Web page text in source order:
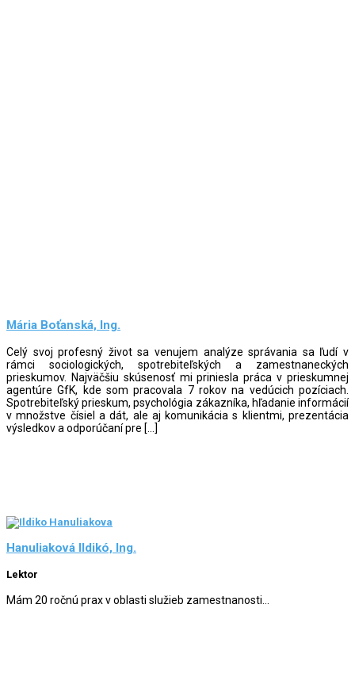
Mária Boťanská, Ing.
Celý svoj profesný život sa venujem analýze správania sa ľudí v
rámci sociologických, spotrebiteľských a zamestnaneckých
prieskumov. Najväčšiu skúsenosť mi priniesla práca v prieskumnej
agentúre GfK, kde som pracovala 7 rokov na vedúcich pozíciach.
Spotrebiteľský prieskum, psychológia zákazníka, hľadanie informácií
v množstve čísiel a dát, ale aj komunikácia s klientmi, prezentácia
výsledkov a odporúčaní pre […]
Hanuliaková Ildikó, Ing.
Lektor
Mám 20 ročnú prax v oblasti služieb zamestnanosti...